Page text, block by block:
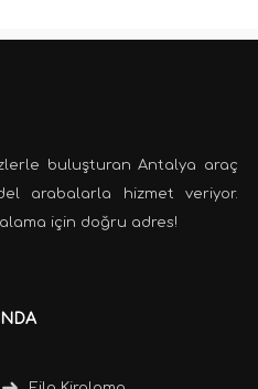
buluşturan Antalya araç
arabalarla hizmet veriyor.
için doğru adres!